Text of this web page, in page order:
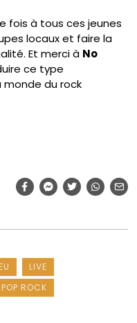
fois à tous ces jeunes
locaux et faire la
Et merci à No
ce type
monde du rock
LIVE
POP ROCK